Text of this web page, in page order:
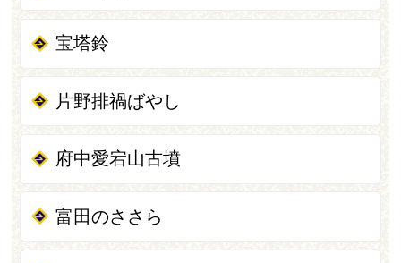
宝塔鈴
片野排禍ばやし
府中愛宕山古墳
富田のささら